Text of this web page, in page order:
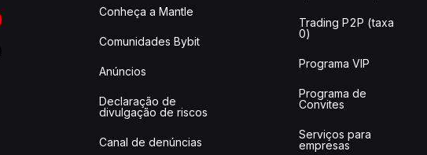
Conheça a Mantle
Comunidades Bybit
Anúncios
Declaração de
divulgação de riscos
Canal de denúncias
Trading P2P (taxa
0)
Programa VIP
Programa de
Convites
Serviços para
empresas